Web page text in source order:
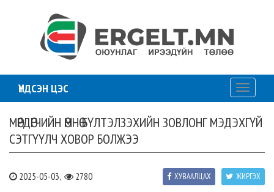
ҮНДСЭН ЦЭС
Toggle
МӨРДӨГЧИЙН ӨМНӨ БҮЛТЭЛЗЭХИЙН ЗОВЛОНГ МЭДЭХГҮЙ
СЭТГҮҮЛЧ ХОВОР БОЛЖЭЭ
2025-05-03, 2780 ЖИРГЭХ
ХУВААЛЦАХ